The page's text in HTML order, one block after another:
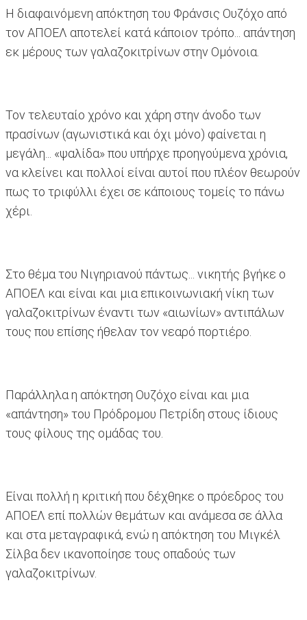
Η διαφαινόμενη απόκτηση του Φράνσις Ουζόχο από
τον ΑΠΟΕΛ αποτελεί κατά κάποιον τρόπο... απάντηση
εκ μέρους των γαλαζοκιτρίνων στην Ομόνοια.
Τον τελευταίο χρόνο και χάρη στην άνοδο των
πρασίνων (αγωνιστικά και όχι μόνο) φαίνεται η
μεγάλη... «ψαλίδα» που υπήρχε προηγούμενα χρόνια,
να κλείνει και πολλοί είναι αυτοί που πλέον θεωρούν
πως το τριφύλλι έχει σε κάποιους τομείς το πάνω
χέρι.
Στο θέμα του Νιγηριανού πάντως... νικητής βγήκε ο
ΑΠΟΕΛ και είναι και μια επικοινωνιακή νίκη των
γαλαζοκιτρίνων έναντι των «αιωνίων» αντιπάλων
τους που επίσης ήθελαν τον νεαρό πορτιέρο.
Παράλληλα η απόκτηση Ουζόχο είναι και μια
«απάντηση» του Πρόδρομου Πετρίδη στους ίδιους
τους φίλους της ομάδας του.
Είναι πολλή η κριτική που δέχθηκε ο πρόεδρος του
ΑΠΟΕΛ επί πολλών θεμάτων και ανάμεσα σε άλλα
και στα μεταγραφικά, ενώ η απόκτηση του Μιγκέλ
Σίλβα δεν ικανοποίησε τους οπαδούς των
γαλαζοκιτρίνων.